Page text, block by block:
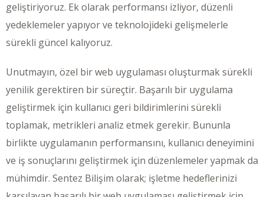
geliştiriyoruz. Ek olarak performansı izliyor, düzenli
yedeklemeler yapıyor ve teknolojideki gelişmelerle
sürekli güncel kalıyoruz.
Unutmayın, özel bir web uygulaması oluşturmak sürekli
yenilik gerektiren bir süreçtir. Başarılı bir uygulama
geliştirmek için kullanıcı geri bildirimlerini sürekli
toplamak, metrikleri analiz etmek gerekir. Bununla
birlikte uygulamanın performansını, kullanıcı deneyimini
ve iş sonuçlarını geliştirmek için düzenlemeler yapmak da
mühimdir. Sentez Bilişim olarak; işletme hedeflerinizi